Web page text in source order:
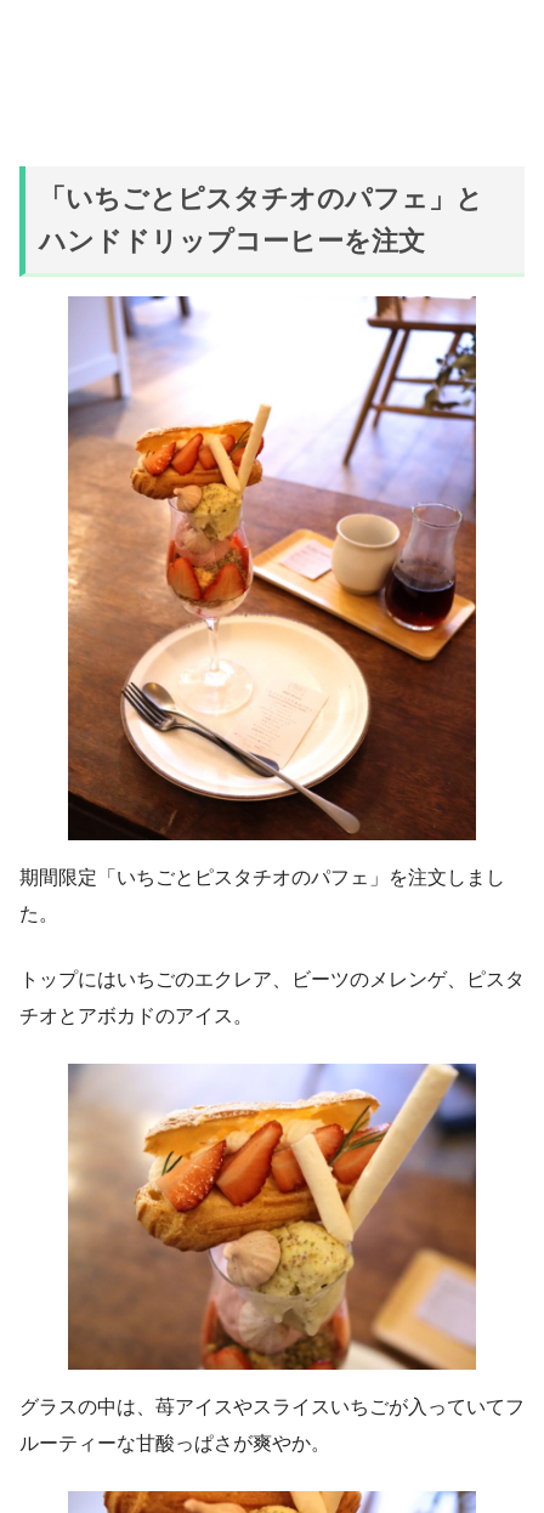
「いちごとピスタチオのパフェ」と
ハンドドリップコーヒーを注文
期間限定「いちごとピスタチオのパフェ」を注文しまし
た。
トップにはいちごのエクレア、ビーツのメレンゲ、ピスタ
チオとアボカドのアイス。
グラスの中は、苺アイスやスライスいちごが入っていてフ
ルーティーな甘酸っぱさが爽やか。